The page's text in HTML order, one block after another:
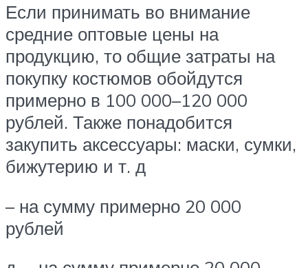
Если принимать во внимание
средние оптовые цены на
продукцию, то общие затраты на
покупку костюмов обойдутся
примерно в 100 000–120 000
рублей. Также понадобится
закупить аксессуары: маски, сумки,
бижутерию и т. д
– на сумму примерно 20 000
рублей